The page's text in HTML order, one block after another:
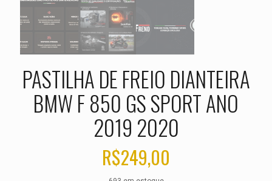
PASTILHA DE FREIO DIANTEIRA
BMW F 850 GS SPORT ANO
2019 2020
R$249,00